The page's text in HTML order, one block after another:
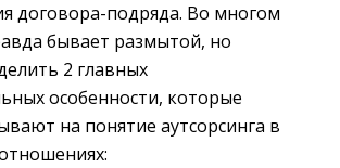
договора-подряда. Во многом
бывает размытой, но
2 главных
особенности, которые
на понятие аутсорсинга в